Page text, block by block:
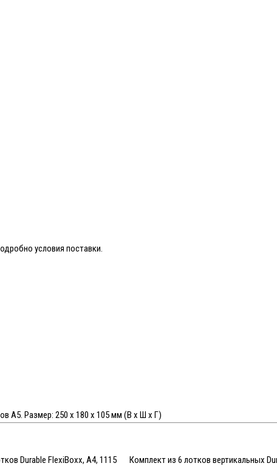
условия поставки.
А5. Размер: 250 x 180 x 105 мм (В x Ш x Г)
Durable FlexiBoxx, A4, 1115 Комплект из 6 лотков вертикальных